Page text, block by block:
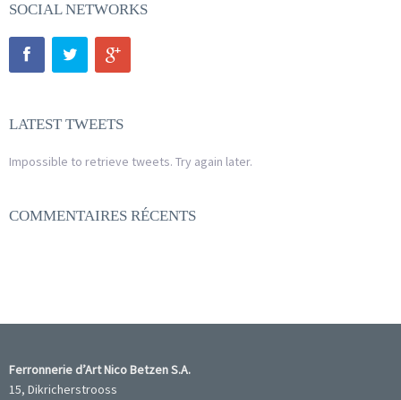
SOCIAL NETWORKS
LATEST TWEETS
Impossible to retrieve tweets. Try again later.
COMMENTAIRES RÉCENTS
Ferronnerie d’Art Nico Betzen S.A.
15, Dikricherstrooss